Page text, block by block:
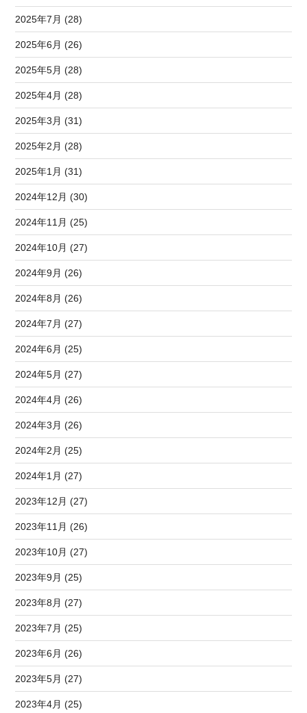
2025年7月 (28)
2025年6月 (26)
2025年5月 (28)
2025年4月 (28)
2025年3月 (31)
2025年2月 (28)
2025年1月 (31)
2024年12月 (30)
2024年11月 (25)
2024年10月 (27)
2024年9月 (26)
2024年8月 (26)
2024年7月 (27)
2024年6月 (25)
2024年5月 (27)
2024年4月 (26)
2024年3月 (26)
2024年2月 (25)
2024年1月 (27)
2023年12月 (27)
2023年11月 (26)
2023年10月 (27)
2023年9月 (25)
2023年8月 (27)
2023年7月 (25)
2023年6月 (26)
2023年5月 (27)
2023年4月 (25)